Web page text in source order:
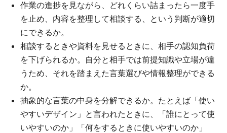
作業の進捗を見ながら、どれくらい詰まったら一度手
を止め、内容を整理して相談する、という判断が適切
にできるか。
相談するときや資料を見せるときに、相手の認知負荷
を下げられるか。自分と相手では前提知識や立場が違
うため、それを踏まえた言葉選びや情報整理ができる
か。
抽象的な言葉の中身を分解できるか。たとえば「使い
やすいデザイン」と言われたときに、「誰にとって使
いやすいのか」「何をするときに使いやすいのか」